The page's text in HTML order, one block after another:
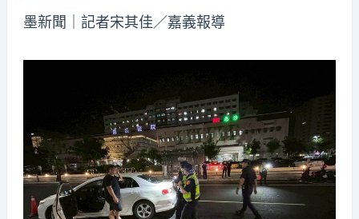
墨新聞 ｜記者宋其佳／嘉義報導